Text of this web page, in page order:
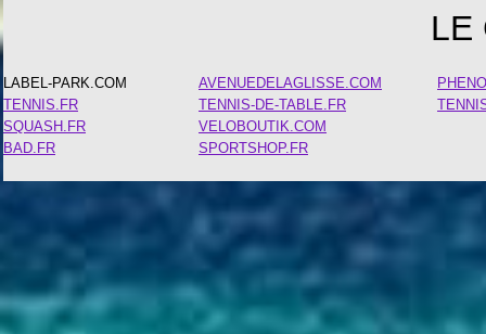
LE
LABEL-PARK.COM
TENNIS.FR
SQUASH.FR
BAD.FR
AVENUEDELAGLISSE.COM
TENNIS-DE-TABLE.FR
VELOBOUTIK.COM
SPORTSHOP.FR